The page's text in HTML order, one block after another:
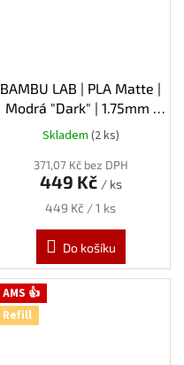
BAMBU LAB | PLA Matte |
Modrá "Dark" | 1.75mm |
1kg | Refill
Skladem (2 ks)
371,07 Kč bez DPH
449 Kč / ks
Měrná
449 Kč / 1 ks
Do košíku
AMS 👍
Refill